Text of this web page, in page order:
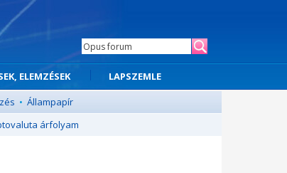
ELEMZÉSEK
LAPSZEMLE
• Állampapír
árfolyam